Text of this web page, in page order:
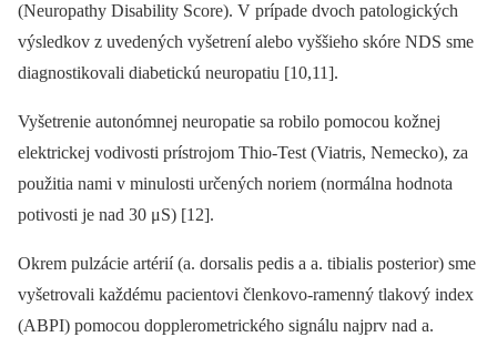
(Neuropathy Disability Score). V prípade dvoch patologických
výsledkov z uvedených vyšetrení alebo vyššieho skóre NDS sme
diagnostikovali diabetickú neuropatiu [10,11].
Vyšetrenie autonómnej neuropatie sa robilo pomocou kožnej
elektrickej vodivosti prístrojom Thio-Test (Viatris, Nemecko), za
použitia nami v minulosti určených noriem (normálna hodnota
potivosti je nad 30 μS) [12].
Okrem pulzácie artérií (a. dorsalis pedis a a. tibialis posterior) sme
vyšetrovali každému pacientovi členkovo-ramenný tlakový index
(ABPI) pomocou dopplerometrického signálu najprv nad a.